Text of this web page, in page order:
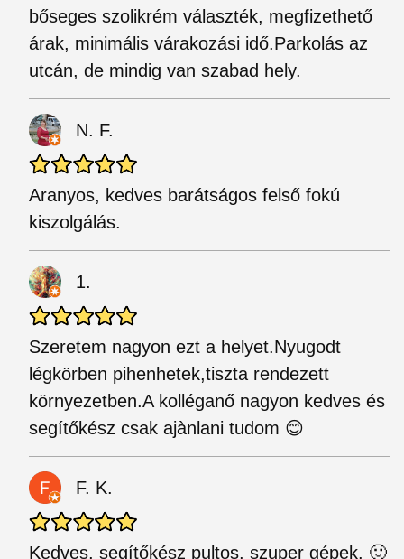
bőseges szolikrém választék, megfizethető
árak, minimális várakozási idő.Parkolás az
utcán, de mindig van szabad hely.
N. F.
Aranyos, kedves barátságos felső fokú
kiszolgálás.
1.
Szeretem nagyon ezt a helyet.Nyugodt
légkörben pihenhetek,tiszta rendezett
környezetben.A kolléganő nagyon kedves és
segítőkész csak ajànlani tudom 😊
F. K.
Kedves, segítőkész pultos, szuper gépek. 🙂